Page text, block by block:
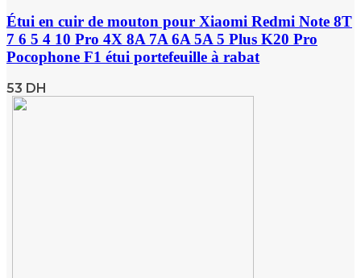
Étui en cuir de mouton pour Xiaomi Redmi Note 8T
7 6 5 4 10 Pro 4X 8A 7A 6A 5A 5 Plus K20 Pro
Pocophone F1 étui portefeuille à rabat
53 DH